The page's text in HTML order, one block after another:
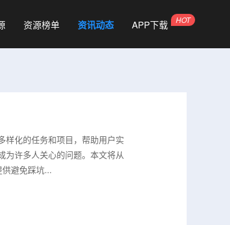
资源榜单 资讯动态 APP下载
样化的任务和项目，帮助用户实
为许多人关心的问题。本文将从
避免踩坑...